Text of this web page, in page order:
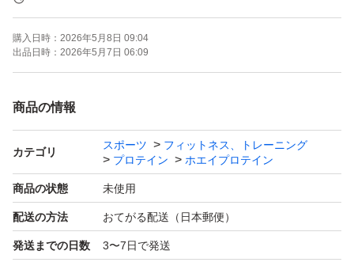
ア味 900g
【概要】
・栄養（1食28g目安）：エネルギー105kcal／たんぱく質
20.0g／脂質1.6g／炭水化物3.2g（糖質2.27g・食物繊維0.
531.33g）／食塩相当量0.290.79g／ナイアシン・B1・B
2・B6・C・D配合。
・品質指標：タンパク含量75％（無水物当たり）／アミ
購入日時： 2026年5月8日 09:04
出品日時： 2026年5月7日 06:09
商品の情報
カテゴリ
スポーツ
フィットネス、トレーニング
プロテイン
ホエイプロテイン
商品の状態 未使用
配送の方法 おてがる配送（日本郵便）
発送までの日数 3〜7日で発送